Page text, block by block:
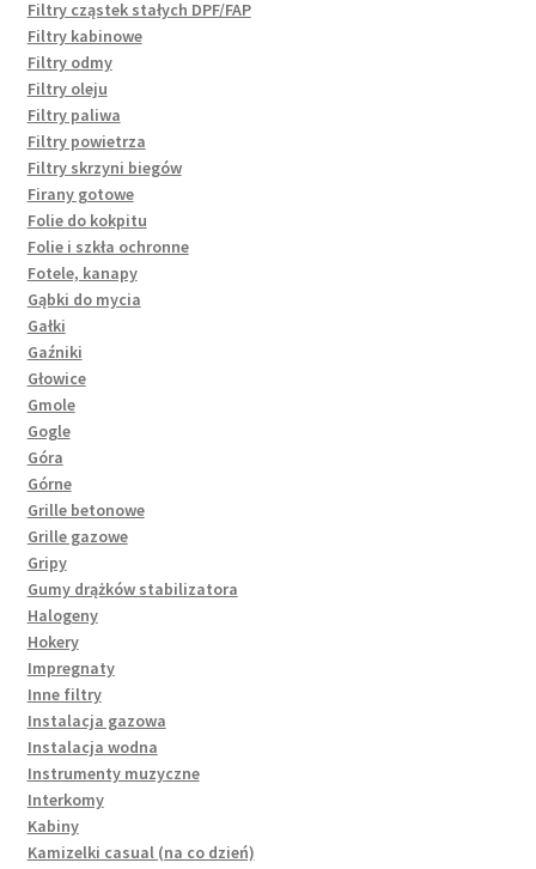
Filtry cząstek stałych DPF/FAP
Filtry kabinowe
Filtry odmy
Filtry oleju
Filtry paliwa
Filtry powietrza
Filtry skrzyni biegów
Firany gotowe
Folie do kokpitu
Folie i szkła ochronne
Fotele, kanapy
Gąbki do mycia
Gałki
Gaźniki
Głowice
Gmole
Gogle
Góra
Górne
Grille betonowe
Grille gazowe
Gripy
Gumy drążków stabilizatora
Halogeny
Hokery
Impregnaty
Inne filtry
Instalacja gazowa
Instalacja wodna
Instrumenty muzyczne
Interkomy
Kabiny
Kamizelki casual (na co dzień)